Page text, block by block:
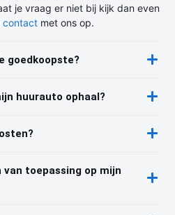
je vraag er niet bij kijk dan even
contact met ons op.
goedkoopste?
huurauto ophaal?
van toepassing op mijn